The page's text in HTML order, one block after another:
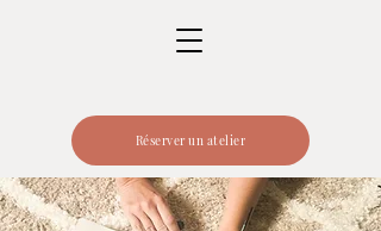
Réserver un atelier